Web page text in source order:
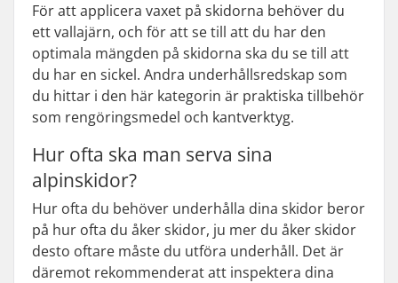
För att applicera vaxet på skidorna behöver du
ett vallajärn, och för att se till att du har den
optimala mängden på skidorna ska du se till att
du har en sickel. Andra underhållsredskap som
du hittar i den här kategorin är praktiska tillbehör
som rengöringsmedel och kantverktyg.
Hur ofta ska man serva sina
alpinskidor?
Hur ofta du behöver underhålla dina skidor beror
på hur ofta du åker skidor, ju mer du åker skidor
desto oftare måste du utföra underhåll. Det är
däremot rekommenderat att inspektera dina